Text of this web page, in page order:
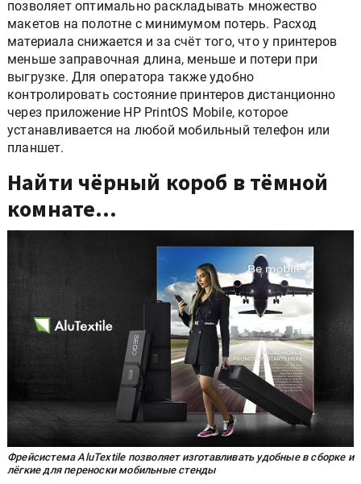
позволяет оптимально раскладывать множество
макетов на полотне с минимумом потерь. Расход
материала снижается и за счёт того, что у принтеров
меньше заправочная длина, меньше и потери при
выгрузке. Для оператора также удобно
контролировать состояние принтеров дистанционно
через приложение HP PrintOS Mobile, которое
устанавливается на любой мобильный телефон или
планшет.
Найти чёрный короб в тёмной
комнате…
Фрейсистема AluTextile позволяет изготавливать удобные в сборке и
лёгкие для переноски мобильные стенды